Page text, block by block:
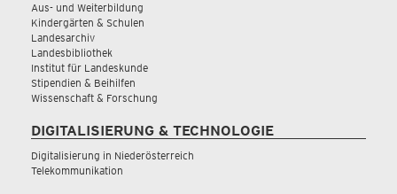
Aus- und Weiterbildung
Kindergärten & Schulen
Landesarchiv
Landesbibliothek
Institut für Landeskunde
Stipendien & Beihilfen
Wissenschaft & Forschung
DIGITALISIERUNG & TECHNOLOGIE
Digitalisierung in Niederösterreich
Telekommunikation